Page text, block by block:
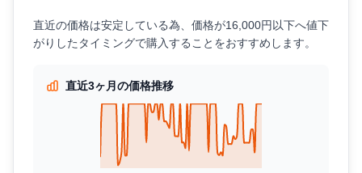
直近の価格は安定している為、価格が16,000円以下へ値下
がりしたタイミングで購入することをおすすめします。
直近3ヶ月の価格推移